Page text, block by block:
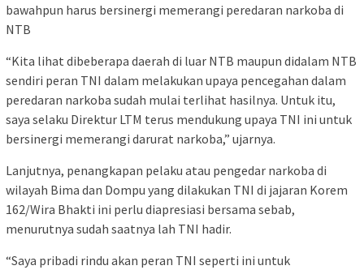
bawahpun harus bersinergi memerangi peredaran narkoba di
NTB
“Kita lihat dibeberapa daerah di luar NTB maupun didalam NTB
sendiri peran TNI dalam melakukan upaya pencegahan dalam
peredaran narkoba sudah mulai terlihat hasilnya. Untuk itu,
saya selaku Direktur LTM terus mendukung upaya TNI ini untuk
bersinergi memerangi darurat narkoba,” ujarnya.
Lanjutnya, penangkapan pelaku atau pengedar narkoba di
wilayah Bima dan Dompu yang dilakukan TNI di jajaran Korem
162/Wira Bhakti ini perlu diapresiasi bersama sebab,
menurutnya sudah saatnya lah TNI hadir.
“Saya pribadi rindu akan peran TNI seperti ini untuk